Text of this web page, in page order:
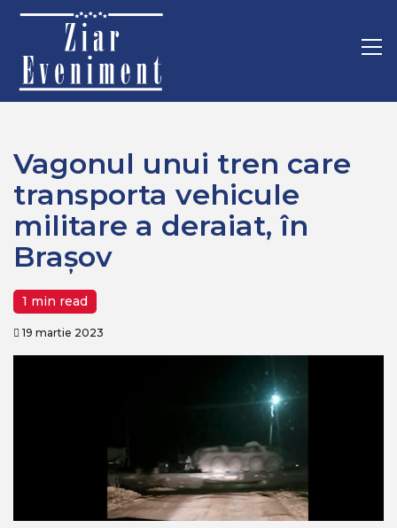
Recomandate
Vagonul unui tren care transporta vehicule militare a deraiat,
în Brașov
Vagonul unui tren care
transporta vehicule
militare a deraiat, în
Brașov
1 min read
19 martie 2023